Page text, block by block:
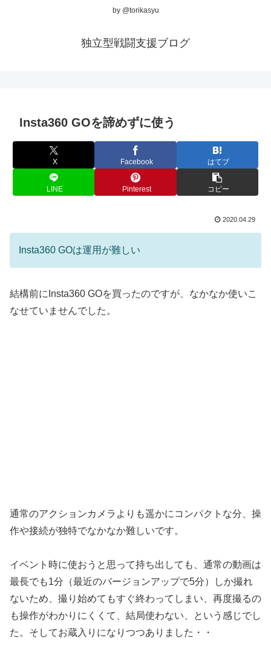
by @torikasyu
独立型戦闘支援ブログ
Insta360 GOを諦めずに使う
X Facebook はてブ
LINE Pinterest コピー
2020.04.29
Insta360 GOは運用が難しい
結構前にInsta360 GOを買ったのですが、なかなか使いこ
なせていませんでした。
通常のアクションカメラよりも遥かにコンパクトな分、操
作や接続が独特でなかなか難しいです。
イベント時に使おうと思って持ち出しても、通常の動画は
最長でも1分（最近のバージョンアップで5分）しか撮れ
ないため、撮り始めてもすぐ終わってしまい、再度撮るの
も操作がわかりにくくて、結局使わない、という感じでし
た。そしてお蔵入りになりつつありました・・